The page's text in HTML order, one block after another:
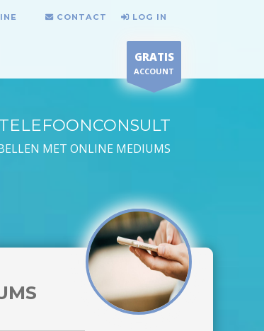
CONTACT LOG IN
GRATIS
ACCOUNT
MET ONLINE MEDIUMS